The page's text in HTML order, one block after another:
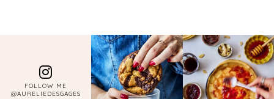
FOLLOW ME
@AURELIEDESGAGES